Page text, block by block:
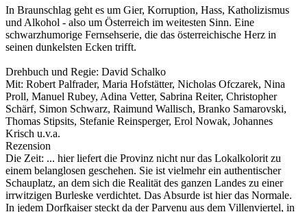
In Braunschlag geht es um Gier, Korruption, Hass, Katholizismus
und Alkohol - also um Österreich im weitesten Sinn. Eine
schwarzhumorige Fernsehserie, die das österreichische Herz in
seinen dunkelsten Ecken trifft.
Drehbuch und Regie: David Schalko
Mit: Robert Palfrader, Maria Hofstätter, Nicholas Ofczarek, Nina
Proll, Manuel Rubey, Adina Vetter, Sabrina Reiter, Christopher
Schärf, Simon Schwarz, Raimund Wallisch, Branko Samarovski,
Thomas Stipsits, Stefanie Reinsperger, Erol Nowak, Johannes
Krisch u.v.a.
Rezension
Die Zeit: ... hier liefert die Provinz nicht nur das Lokalkolorit zu
einem belanglosen geschehen. Sie ist vielmehr ein authentischer
Schauplatz, an dem sich die Realität des ganzen Landes zu einer
irrwitzigen Burleske verdichtet. Das Absurde ist hier das Normale.
In jedem Dorfkaiser steckt da der Parvenu aus dem Villenviertel, in